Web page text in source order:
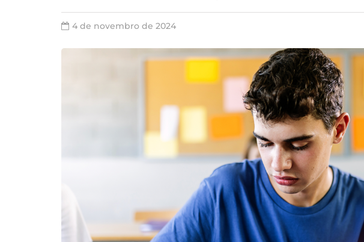
4 de novembro de 2024